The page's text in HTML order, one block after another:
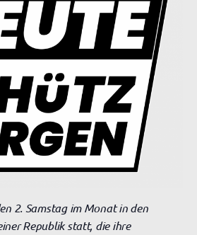
2. Samstag im Monat in den
Republik statt, die ihre